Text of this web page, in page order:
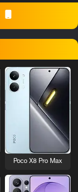
Poco X8 Pro Max